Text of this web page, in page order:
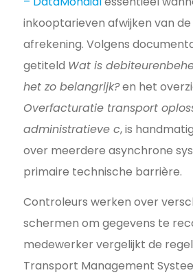
inkooptarieven afwijken van
afrekening. Volgens
getiteld Wat is
het zo belangrijk?en het
Overfacturatie transport
administratieve c, is
over meerdere asynchrone
primaire technische barrière.
Controleurs werken over
schermen om gegevens te
medewerker vergelijkt de
Transport Management